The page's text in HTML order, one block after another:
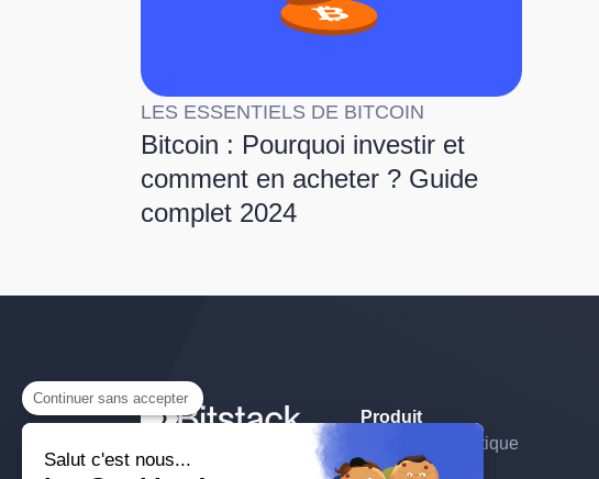
Continuer sans accepter
Salut c'est nous...
LES ESSENTIELS DE BITCOIN
Bitcoin : Pourquoi investir et
comment en acheter ? Guide
complet 2024
L'app n°1 pour épargner en
Bitcoin.
Produit
Arrondi automatique
Carte